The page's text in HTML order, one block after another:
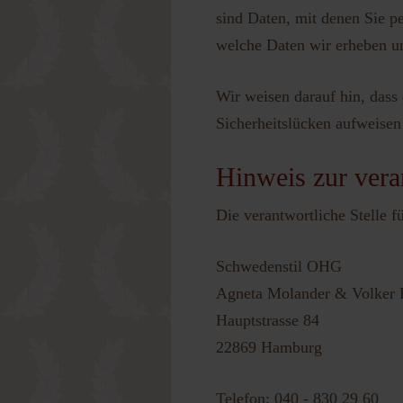
sind Daten, mit denen Sie
welche Daten wir erheben
Wir weisen darauf hin,
Sicherheitslücken
Hinweis zur
Die verantwortliche Stelle
Schwedenstil OHG
Agneta Molander & Volker
Hauptstrasse 84
22869 Hamburg
Telefon: 040 - 830 29 60